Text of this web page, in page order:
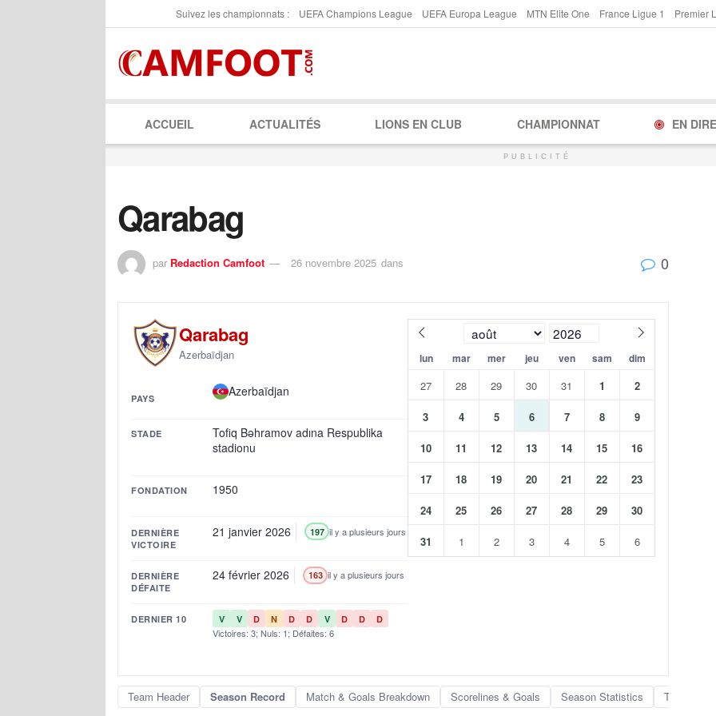
Suivez les championnats : UEFA Champions League UEFA Europa League MTN Elite One France Ligue 1 Premier
ACCUEIL ACTUALITÉS LIONS EN CLUB CHAMPIONNAT EN
PUBLICITÉ
Qarabag
par Redaction Camfoot 26 novembre 2025 dans 0
Qarabag
Azerbaïdjan
PAYS Azerbaïdjan
STADE
Tofiq Bəhramov adına Respublika
stadionu
FONDATION 1950
DERNIÈRE
VICTOIRE
21 janvier 2026 197 il y a plusieurs jours
DERNIÈRE
DÉFAITE
24 février 2026 163 il y a plusieurs jours
DERNIER 10 V V D N D D V D D D
Victoires: 3; Nuls: 1; Défaites: 6
lun mar mer jeu ven sam dim
27 28 29 30 31 1 2
3 4 5 6 7 8 9
10 11 12 13 14 15 16
17 18 19 20 21 22 23
24 25 26 27 28 29 30
31 1 2 3 4 5 6
Team Header Season Record Match & Goals Breakdown Scorelines & Goals Season Statistics Team